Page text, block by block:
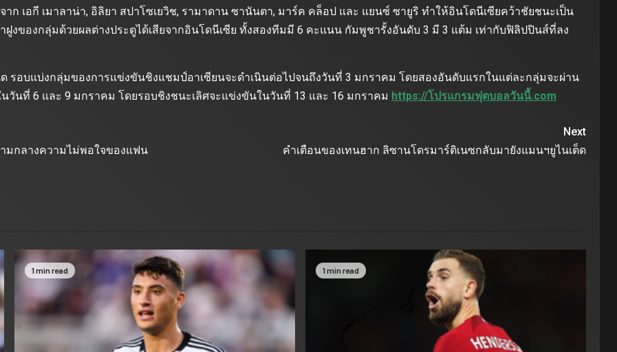
าก เอกี เมาลาน่า, อิลิยา สปาโซเยวิช, รามาดาน ซานันตา, มาร์ค คล็อป และ แยนซ์ ซายูริ ทําให้อินโดนีเซียคว้าชัยชนะเป็น
งของกลุ่มด้วยผลต่างประตูได้เสียจากอินโดนีเซีย ทั้งสองทีมมี 6 คะแนน กัมพูชารั้งอันดับ 3 มี 3 แต้ม เท่ากับฟิลิปปินส์ที่ลง
อบแบ่งกลุ่มของการแข่งขันชิงแชมป์อาเซียนจะดําเนินต่อไปจนถึงวันที่ 3 มกราคม โดยสองอันดับแรกในแต่ละกลุ่มจะผ่าน
นวันที่ 6 และ 9 มกราคม โดยรอบชิงชนะเลิศจะแข่งขันในวันที่ 13 และ 16 มกราคม https://โปรแกรมฟุตบอลวันนี้.com
มกลางความไม่พอใจของแฟน
Next
คําเตือนของเทนฮาก ลิซานโดรมาร์ติเนซกลับมายังแมนฯยูไนเต็ด
1 min read 1 min read